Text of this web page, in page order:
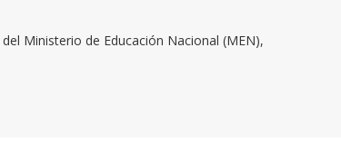
Ministerio de Educación Nacional (MEN),